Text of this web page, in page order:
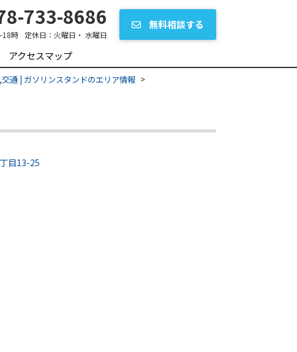
733-8686
18時 定休日： 火曜日・ 水曜日
無料相談する
アクセスマップ
通 | ガソリンスタンドのエリア情報
目13-25